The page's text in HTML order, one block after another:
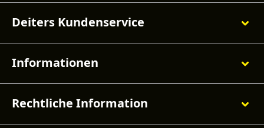
Deiters Kundenservice
Informationen
Rechtliche Information